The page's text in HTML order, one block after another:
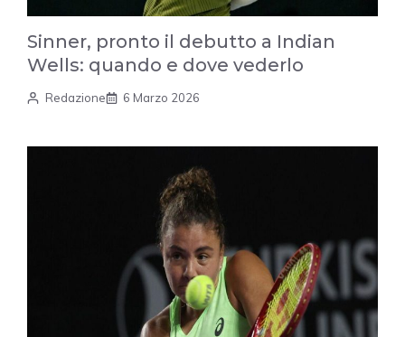
Sinner, pronto il debutto a Indian
Wells: quando e dove vederlo
Redazione 6 Marzo 2026